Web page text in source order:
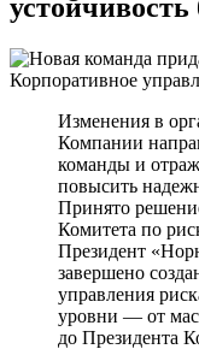
устойчивость
Корпоративное
Изменения в
Компании
команды и
повысить
Принято
Комитета по
Президент
завершено
управления
уровни — от
до Президента